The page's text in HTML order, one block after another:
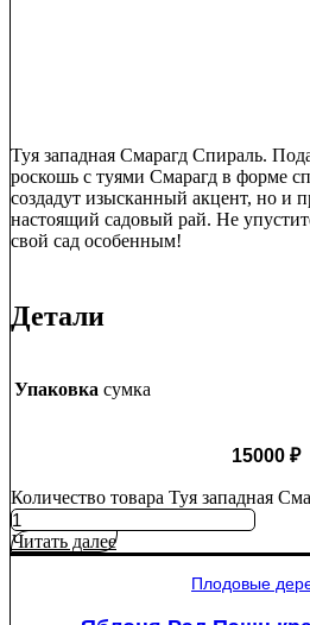
Туя западная Смарагд Спираль.
роскошь с туями Смарагд в форме
создадут изысканный акцент, но и
настоящий садовый рай. Не
свой сад особенным!
Детали
Упаковка сумка
15000 ₽
Количество товара Туя западная
Читать далее
Плодовые